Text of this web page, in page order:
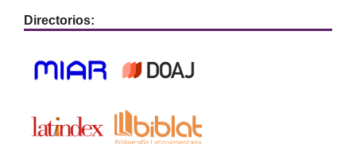
Directorios: